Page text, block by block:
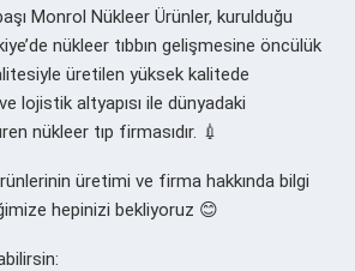
Monrol Nükleer Ürünler, kurulduğu
nükleer tıbbın gelişmesine öncülük
üretilen yüksek kalitede
lojistik altyapısı ile dünyadaki
nükleer tıp firmasıdır. 💉
üretimi ve firma hakkında bilgi
hepinizi bekliyoruz 😊